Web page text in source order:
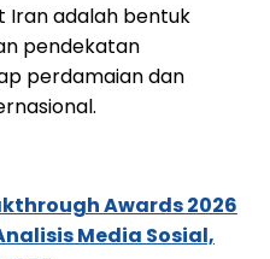
Iran adalah bentuk
pendekatan
perdamaian dan
Awards 2026
Media Sosial,